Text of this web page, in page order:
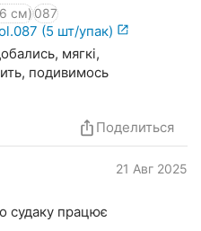
см)087
(5 шт/упак)
мягкі,
подивимось
Поделиться
21 Авг 2025
судаку працює